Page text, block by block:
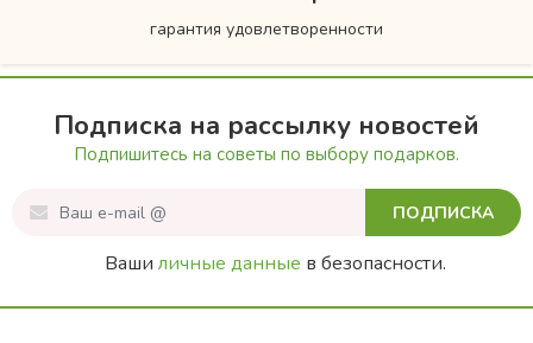
гарантия удовлетворенности
Подписка на рассылку новостей
Подпишитесь на советы по выбору подарков.
ПОДПИСКА
Ваши личные данные в безопасности.